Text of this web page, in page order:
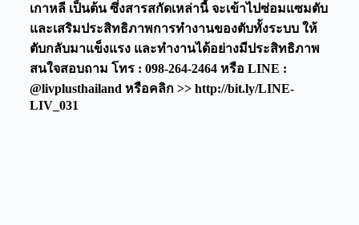
เกาหลี เป็นต้น ซึ่งสารสกัดเหล่านี้ จะเข้าไปซ่อมแซมตับ
และเสริมประสิทธิภาพการทำงานของตับทั้งระบบ ให้
ตับกลับมาแข็งแรง และทำงานได้อย่างมีประสิทธิภาพ
สนใจสอบถาม โทร : 098-264-2464 หรือ LINE :
@livplusthailand หรือคลิก >> http://bit.ly/LINE-
LIV_031